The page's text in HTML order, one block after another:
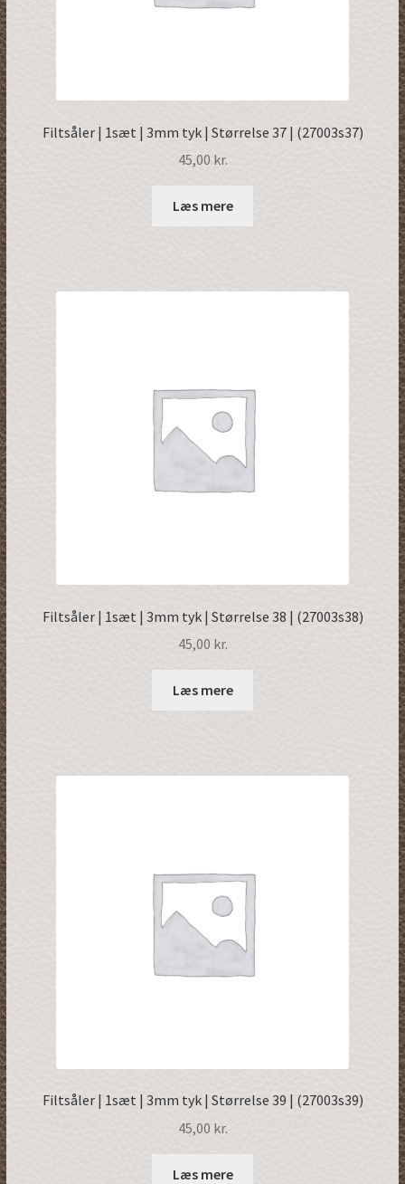
Filtsåler | 1sæt | 3mm tyk | Størrelse 37 | (27003s37)
45,00 kr.
Læs mere
Filtsåler | 1sæt | 3mm tyk | Størrelse 38 | (27003s38)
45,00 kr.
Læs mere
Filtsåler | 1sæt | 3mm tyk | Størrelse 39 | (27003s39)
45,00 kr.
Læs mere